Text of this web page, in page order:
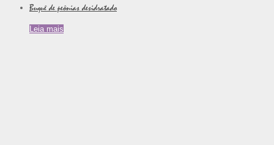
Buquê de peônias desidratado
Leia mais